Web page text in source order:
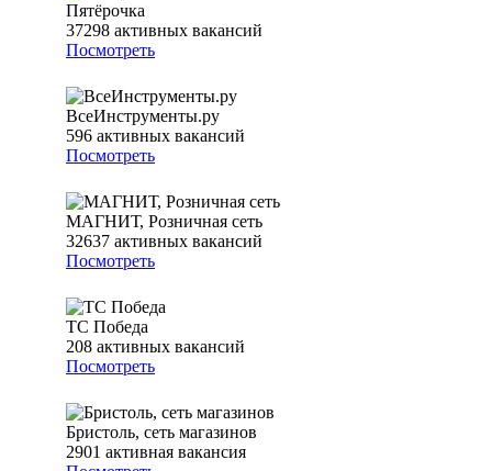
Пятёрочка
37298 активных вакансий
Посмотреть
ВсеИнструменты.ру
596 активных вакансий
Посмотреть
МАГНИТ, Розничная сеть
32637 активных вакансий
Посмотреть
ТС Победа
208 активных вакансий
Посмотреть
Бристоль, сеть магазинов
2901 активная вакансия